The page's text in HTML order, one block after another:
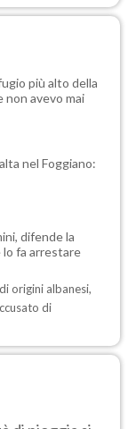
più alto della
non avevo mai
nel Foggiano:
difende la
lo fa arrestare
origini albanesi,
di